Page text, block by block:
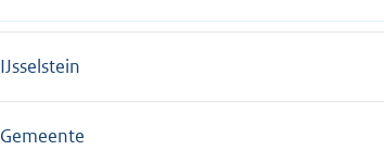
IJsselstein
Gemeente